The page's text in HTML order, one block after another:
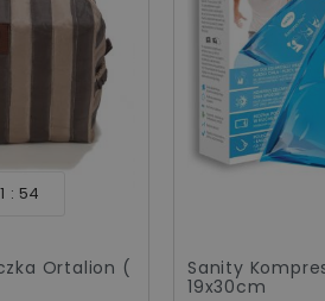
54
Ortalion (
Sanity
19x30cm